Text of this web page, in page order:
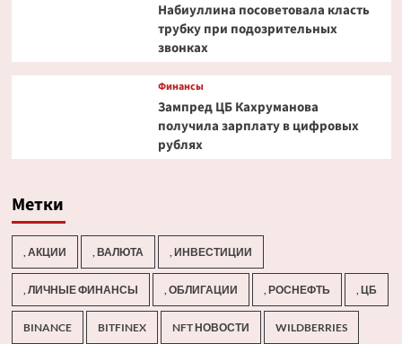
Набиуллина посоветовала класть
трубку при подозрительных
звонках
Финансы
Зампред ЦБ Кахруманова
получила зарплату в цифровых
рублях
Метки
, АКЦИИ , ВАЛЮТА , ИНВЕСТИЦИИ
, ЛИЧНЫЕ ФИНАНСЫ , ОБЛИГАЦИИ , РОСНЕФТЬ , ЦБ
BINANCE BITFINEX NFT НОВОСТИ WILDBERRIES